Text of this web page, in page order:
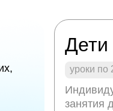
Дети
уроки по
занятия